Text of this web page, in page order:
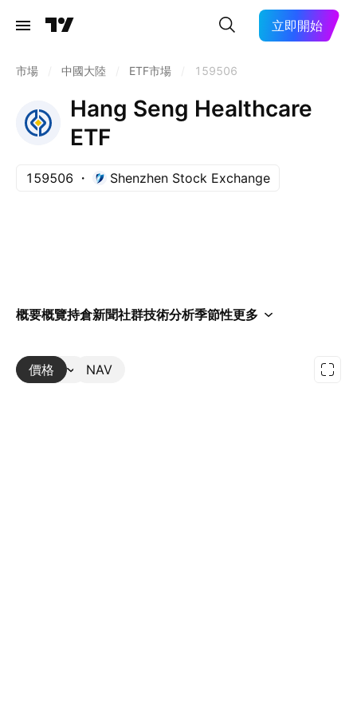
立即開始
市場 中國大陸 ETF市場 159506
Hang Seng Healthcare
ETF
159506 Shenzhen Stock Exchange
概要概覽持倉新聞社群技術分析季節性更多
價格 NAV
更多